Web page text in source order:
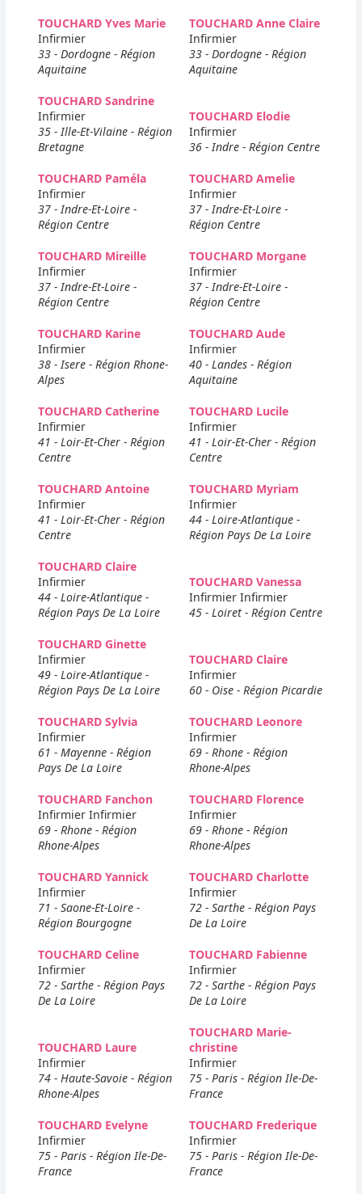
TOUCHARD Yves Marie
Infirmier
33 - Dordogne - Région
Aquitaine
TOUCHARD Anne Claire
Infirmier
33 - Dordogne - Région
Aquitaine
TOUCHARD Sandrine
Infirmier
35 - Ille-Et-Vilaine - Région
Bretagne
TOUCHARD Elodie
Infirmier
36 - Indre - Région Centre
TOUCHARD Paméla
Infirmier
37 - Indre-Et-Loire -
Région Centre
TOUCHARD Amelie
Infirmier
37 - Indre-Et-Loire -
Région Centre
TOUCHARD Mireille
Infirmier
37 - Indre-Et-Loire -
Région Centre
TOUCHARD Morgane
Infirmier
37 - Indre-Et-Loire -
Région Centre
TOUCHARD Karine
Infirmier
38 - Isere - Région Rhone-
Alpes
TOUCHARD Aude
Infirmier
40 - Landes - Région
Aquitaine
TOUCHARD Catherine
Infirmier
41 - Loir-Et-Cher - Région
Centre
TOUCHARD Lucile
Infirmier
41 - Loir-Et-Cher - Région
Centre
TOUCHARD Antoine
Infirmier
41 - Loir-Et-Cher - Région
Centre
TOUCHARD Myriam
Infirmier
44 - Loire-Atlantique -
Région Pays De La Loire
TOUCHARD Claire
Infirmier
44 - Loire-Atlantique -
Région Pays De La Loire
TOUCHARD Vanessa
Infirmier Infirmier
45 - Loiret - Région Centre
TOUCHARD Ginette
Infirmier
49 - Loire-Atlantique -
Région Pays De La Loire
TOUCHARD Claire
Infirmier
60 - Oise - Région Picardie
TOUCHARD Sylvia
Infirmier
61 - Mayenne - Région
Pays De La Loire
TOUCHARD Leonore
Infirmier
69 - Rhone - Région
Rhone-Alpes
TOUCHARD Fanchon
Infirmier Infirmier
69 - Rhone - Région
Rhone-Alpes
TOUCHARD Florence
Infirmier
69 - Rhone - Région
Rhone-Alpes
TOUCHARD Yannick
Infirmier
71 - Saone-Et-Loire -
Région Bourgogne
TOUCHARD Charlotte
Infirmier
72 - Sarthe - Région Pays
De La Loire
TOUCHARD Celine
Infirmier
72 - Sarthe - Région Pays
De La Loire
TOUCHARD Fabienne
Infirmier
72 - Sarthe - Région Pays
De La Loire
TOUCHARD Laure
Infirmier
74 - Haute-Savoie - Région
Rhone-Alpes
TOUCHARD Marie-
christine
Infirmier
75 - Paris - Région Ile-De-
France
TOUCHARD Evelyne
Infirmier
75 - Paris - Région Ile-De-
France
TOUCHARD Frederique
Infirmier
75 - Paris - Région Ile-De-
France